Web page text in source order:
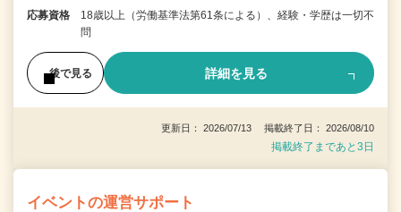
応募資格
18歳以上（労働基準法第61条による）、経験・学歴は一切不
問
後で見る 詳細を見る
更新日： 2026/07/13 掲載終了日： 2026/08/10
掲載終了まであと3日
イベントの運営サポート